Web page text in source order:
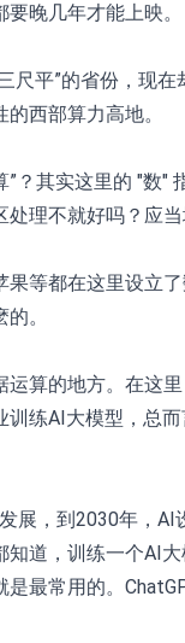
将于2026年8月12
失当行为取得13年
晚几年才能上映。
尺平”的省份，现
西部算力高地。
”？其实这里的 "
理不就好吗？应
等都在这里设立
。
算的地方。在这
练AI大模型，总
展，到2030年，
道，训练一个AI
最常用的。